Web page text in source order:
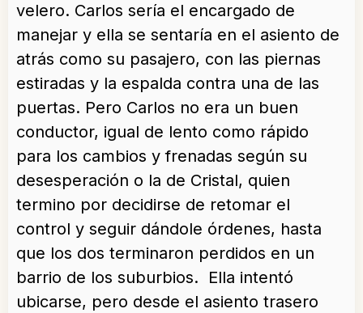
velero. Carlos sería el encargado de
manejar y ella se sentaría en el asiento de
atrás como su pasajero, con las piernas
estiradas y la espalda contra una de las
puertas. Pero Carlos no era un buen
conductor, igual de lento como rápido
para los cambios y frenadas según su
desesperación o la de Cristal, quien
termino por decidirse de retomar el
control y seguir dándole órdenes, hasta
que los dos terminaron perdidos en un
barrio de los suburbios. Ella intentó
ubicarse, pero desde el asiento trasero